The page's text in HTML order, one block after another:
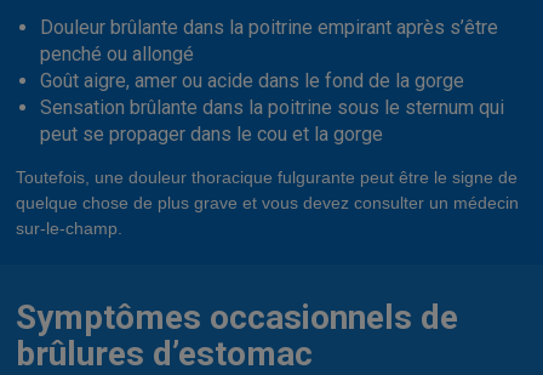
Douleur brûlante dans la poitrine empirant après s’être
penché ou allongé
Goût aigre, amer ou acide dans le fond de la gorge
Sensation brûlante dans la poitrine sous le sternum qui
peut se propager dans le cou et la gorge
Toutefois, une douleur thoracique fulgurante peut être le signe de
quelque chose de plus grave et vous devez consulter un médecin
sur-le-champ.
Symptômes occasionnels de
brûlures d’estomac